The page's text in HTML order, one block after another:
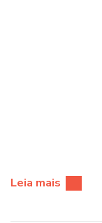
Leia mais